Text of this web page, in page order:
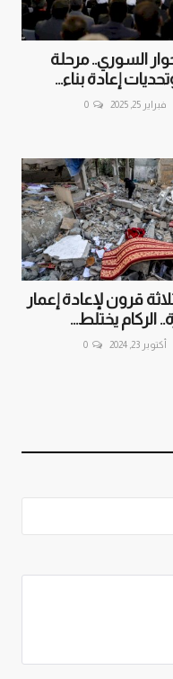
السوري.. مرحلة
إعادة بناء...
فبراير 25, 2025 0
قرون لإعادة إعمار
الركام يختلط...
أكتوبر 23, 2024 0